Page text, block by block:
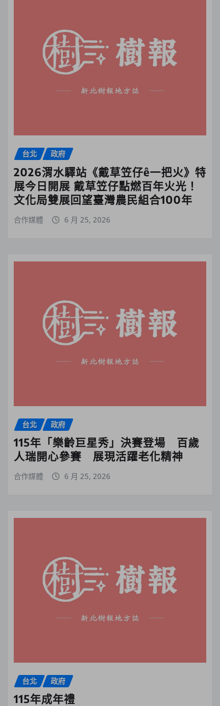
台北 政府
2026渭水驛站《戴草笠仔ê一把火》特
展今日開展 戴草笠仔點燃百年火光！
文化局雙展回望臺灣農民組合100年
合作媒體 6 月 25, 2026
台北 政府
115年「樂齡巨星秀」決賽登場 百歲
人瑞開心參賽 展現活躍老化精神
合作媒體 6 月 25, 2026
台北 政府
115年成年禮